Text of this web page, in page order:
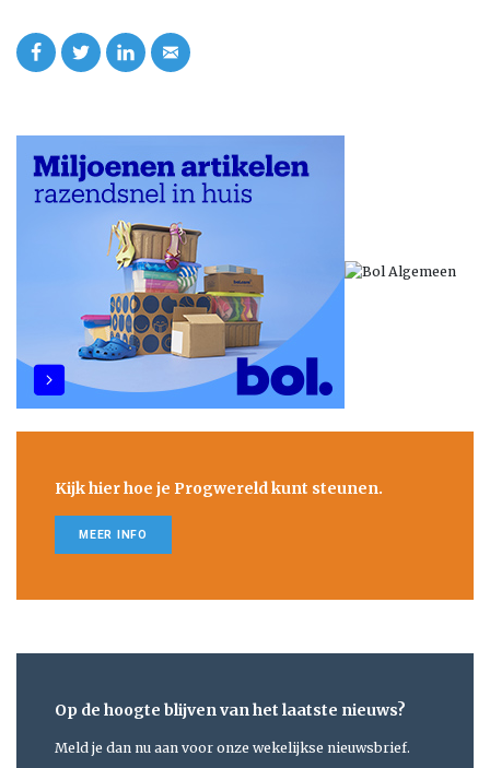
Kijk hier hoe je Progwereld kunt steunen.
MEER INFO
Op de hoogte blijven van het laatste nieuws?
Meld je dan nu aan voor onze wekelijkse nieuwsbrief.